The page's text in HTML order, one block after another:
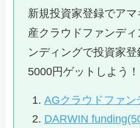
新規投資家登録でア
産クラウドファンデ
ンディングで投資家
5000円ゲットしよう！
AGクラウドファ
DARWIN